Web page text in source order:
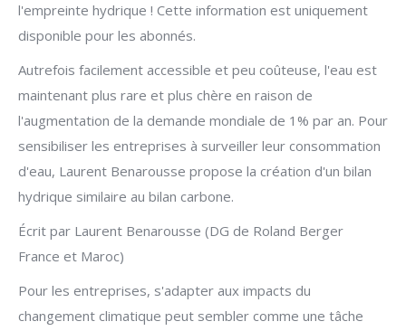
l'empreinte hydrique ! Cette information est uniquement
disponible pour les abonnés.
Autrefois facilement accessible et peu coûteuse, l'eau est
maintenant plus rare et plus chère en raison de
l'augmentation de la demande mondiale de 1% par an. Pour
sensibiliser les entreprises à surveiller leur consommation
d'eau, Laurent Benarousse propose la création d'un bilan
hydrique similaire au bilan carbone.
Écrit par Laurent Benarousse (DG de Roland Berger
France et Maroc)
Pour les entreprises, s'adapter aux impacts du
changement climatique peut sembler comme une tâche